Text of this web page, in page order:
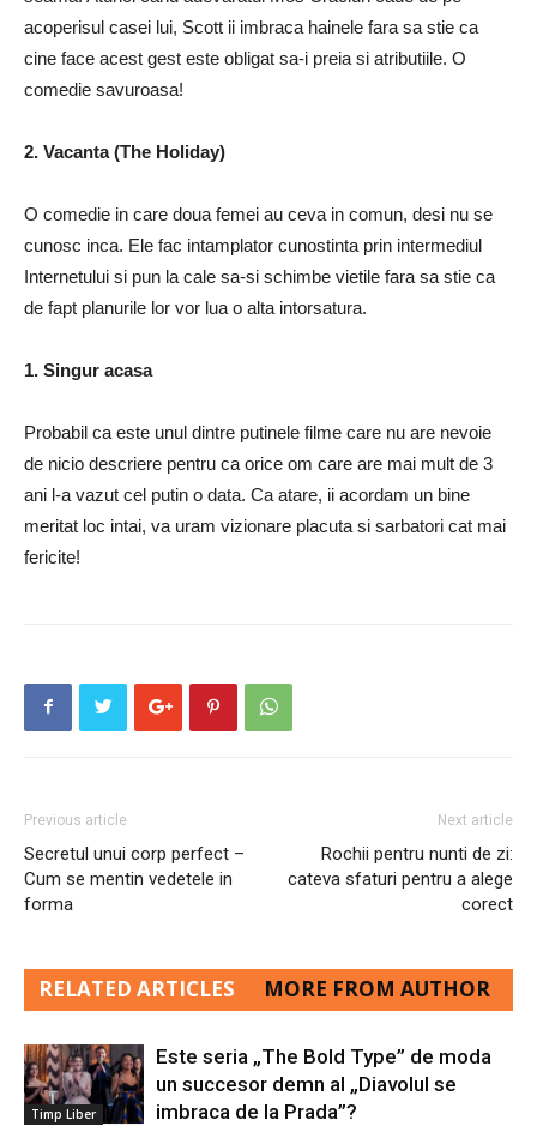
acoperisul casei lui, Scott ii imbraca hainele fara sa stie ca
cine face acest gest este obligat sa-i preia si atributiile. O
comedie savuroasa!
2. Vacanta (The Holiday)
O comedie in care doua femei au ceva in comun, desi nu se
cunosc inca. Ele fac intamplator cunostinta prin intermediul
Internetului si pun la cale sa-si schimbe vietile fara sa stie ca
de fapt planurile lor vor lua o alta intorsatura.
1. Singur acasa
Probabil ca este unul dintre putinele filme care nu are nevoie
de nicio descriere pentru ca orice om care are mai mult de 3
ani l-a vazut cel putin o data. Ca atare, ii acordam un bine
meritat loc intai, va uram vizionare placuta si sarbatori cat mai
fericite!
Previous article
Secretul unui corp perfect –
Cum se mentin vedetele in
forma
Next article
Rochii pentru nunti de zi:
cateva sfaturi pentru a alege
corect
RELATED ARTICLES MORE FROM AUTHOR
Timp Liber
Este seria „The Bold Type” de moda
un succesor demn al „Diavolul se
imbraca de la Prada”?